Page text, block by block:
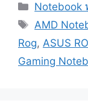
Categories
Notebook
Tags
AMD
Rog, ASUS
Gaming